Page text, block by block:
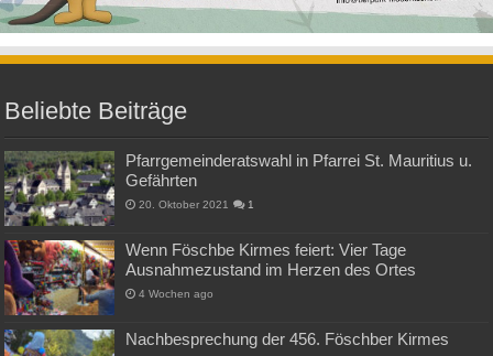
Beliebte Beiträge
Pfarrgemeinderatswahl in Pfarrei St. Mauritius u.
Gefährten
20. Oktober 2021 1
Wenn Föschbe Kirmes feiert: Vier Tage
Ausnahmezustand im Herzen des Ortes
4 Wochen ago
Nachbesprechung der 456. Föschber Kirmes